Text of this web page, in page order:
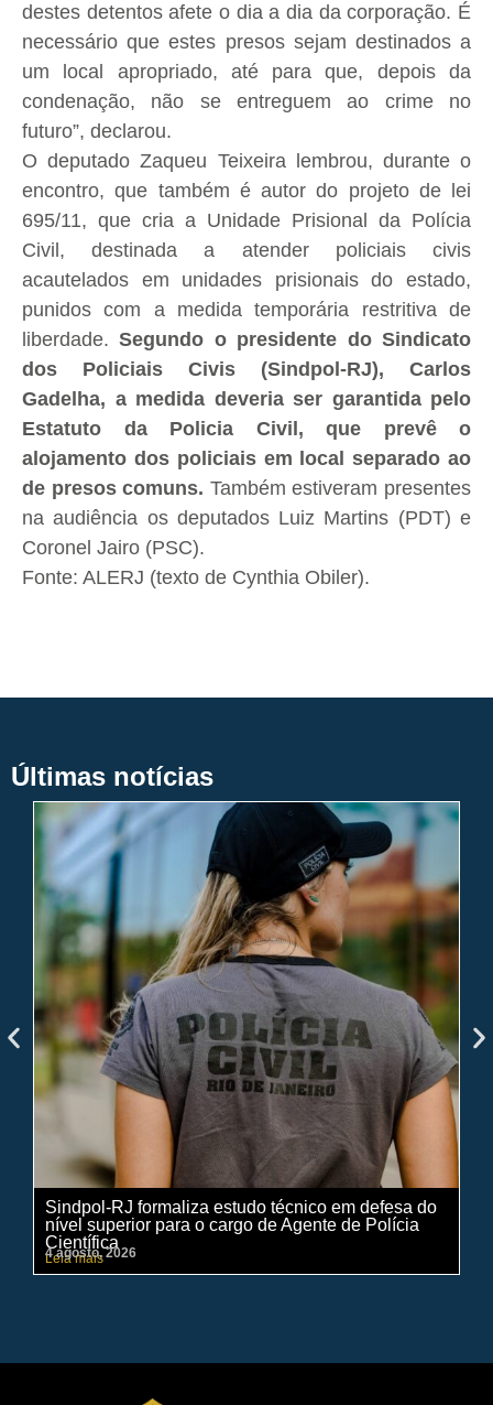
destes detentos afete o dia a dia da corporação. É
necessário que estes presos sejam destinados a
um local apropriado, até para que, depois da
condenação, não se entreguem ao crime no
futuro”, declarou.
O deputado Zaqueu Teixeira lembrou, durante o
encontro, que também é autor do projeto de lei
695/11, que cria a Unidade Prisional da Polícia
Civil, destinada a atender policiais civis
acautelados em unidades prisionais do estado,
punidos com a medida temporária restritiva de
liberdade.Segundo o presidente do Sindicato
dos Policiais Civis (Sindpol-RJ), Carlos
Gadelha, a medida deveria ser garantida pelo
Estatuto da Policia Civil, que prevê o
alojamento dos policiais em local separado ao
de presos comuns. Também estiveram presentes
na audiência os deputados Luiz Martins (PDT) e
Coronel Jairo (PSC).
Fonte: ALERJ (texto de Cynthia Obiler).
Últimas notícias
Sindpol-RJ formaliza estudo técnico em defesa do
nível superior para o cargo de Agente de Polícia
Científica
Leia mais
4 agosto, 2026